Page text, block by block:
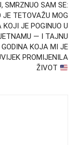
SMRZNUO SAM SE:
JE TETOVAŽU MOG
KOJI JE POGINUO U
— I TAJNU
KOJA MI JE
PROMIJENILA
ŽIVOT